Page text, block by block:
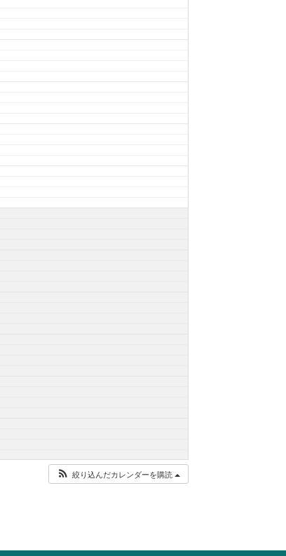
絞り込んだカレンダーを購読